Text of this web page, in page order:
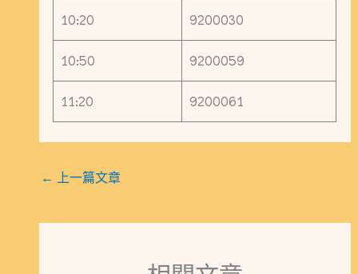
10:20 9200030
10:50 9200059
11:20 9200061
← 上一篇文章